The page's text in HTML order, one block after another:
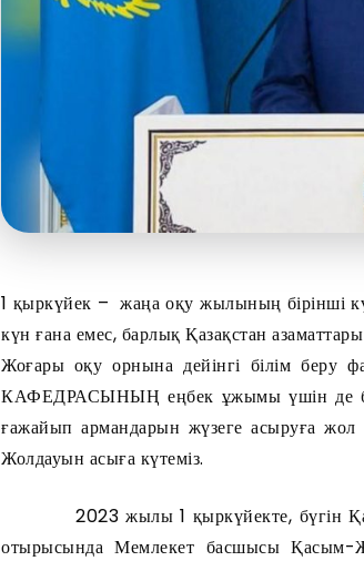
1 қыркүйек – жаңа оқу жылының бірінші
күн ғана емес, барлық Қазақстан
Жоғары оқу орнына дейінгі білім
КАФЕДРАСЫНЫҢ еңбек ұжымы үшін де
ғажайып армандарын жүзеге асыруға
Жолдауын асыға күтеміз.
2023 жылы 1 қыркүйекте, бүгін
отырысында Мемлекет басшысы Қасым-